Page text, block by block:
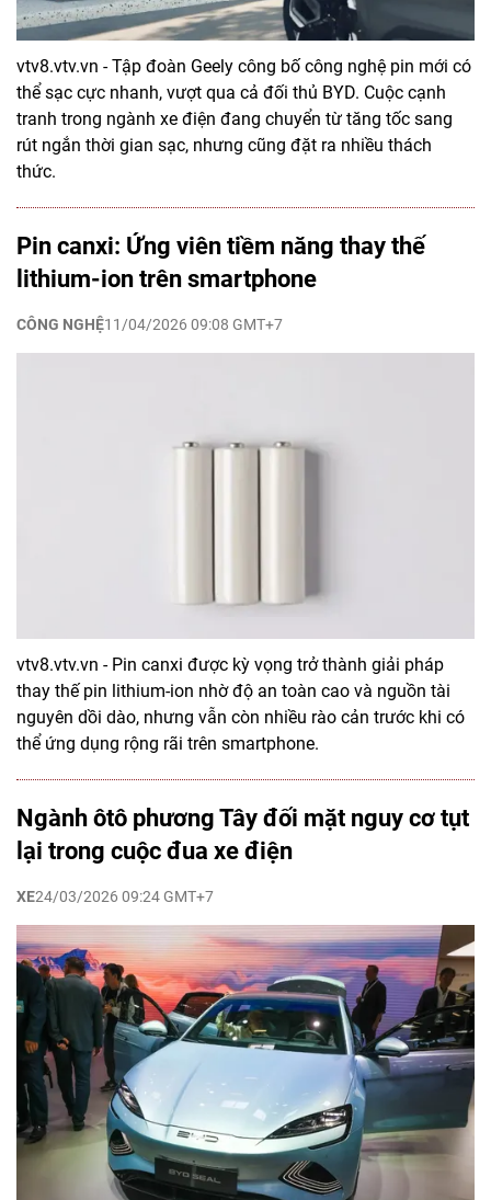
vtv8.vtv.vn - Tập đoàn Geely công bố công nghệ pin mới có
thể sạc cực nhanh, vượt qua cả đối thủ BYD. Cuộc cạnh
tranh trong ngành xe điện đang chuyển từ tăng tốc sang
rút ngắn thời gian sạc, nhưng cũng đặt ra nhiều thách
thức.
Pin canxi: Ứng viên tiềm năng thay thế
lithium-ion trên smartphone
CÔNG NGHỆ11/04/2026 09:08 GMT+7
vtv8.vtv.vn - Pin canxi được kỳ vọng trở thành giải pháp
thay thế pin lithium-ion nhờ độ an toàn cao và nguồn tài
nguyên dồi dào, nhưng vẫn còn nhiều rào cản trước khi có
thể ứng dụng rộng rãi trên smartphone.
Ngành ôtô phương Tây đối mặt nguy cơ tụt
lại trong cuộc đua xe điện
XE24/03/2026 09:24 GMT+7